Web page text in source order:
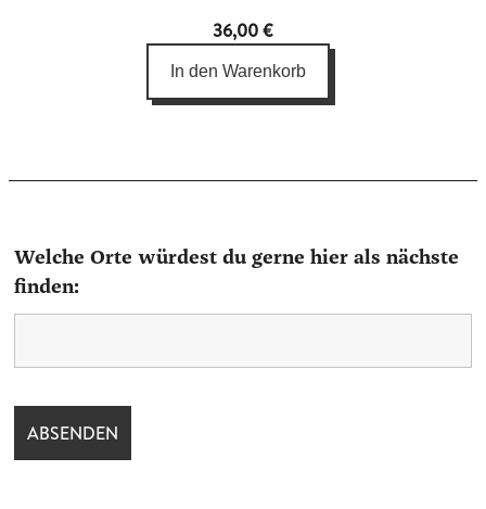
mit5.00
von 5,
36,00€
In den Warenkorb
Welche Orte würdest du gerne hier als nächste
finden: